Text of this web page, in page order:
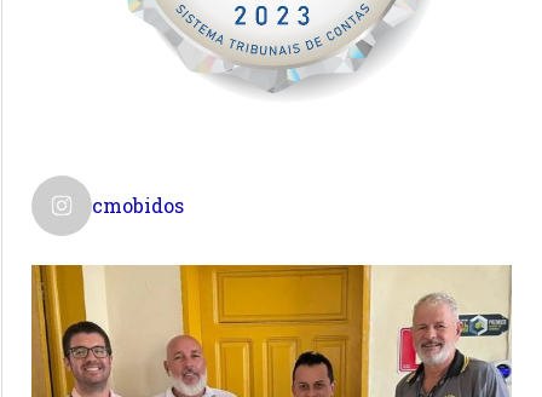
cmobidos